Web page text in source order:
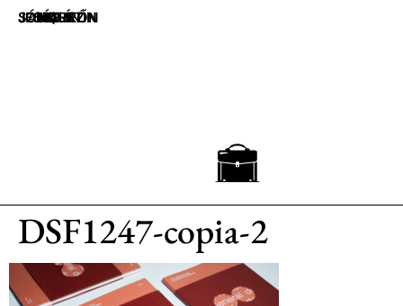
JOAQUÍN JESÚS SÁNCHEZ
UN MALETÍN MARRÓN
DSF1247-copia-2